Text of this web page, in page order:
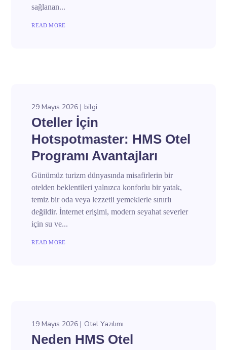
sağlanan...
READ MORE
29 Mayıs 2026 bilgi
Oteller İçin
Hotspotmaster: HMS Otel
Programı Avantajları
Günümüz turizm dünyasında misafirlerin bir
otelden beklentileri yalnızca konforlu bir yatak,
temiz bir oda veya lezzetli yemeklerle sınırlı
değildir. İnternet erişimi, modern seyahat severler
için su ve...
READ MORE
19 Mayıs 2026 Otel Yazılımı
Neden HMS Otel